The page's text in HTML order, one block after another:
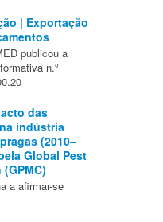
| Exportação
publicou a
n.º
das
indústria
(2010–
Global Pest
a afirmar-se